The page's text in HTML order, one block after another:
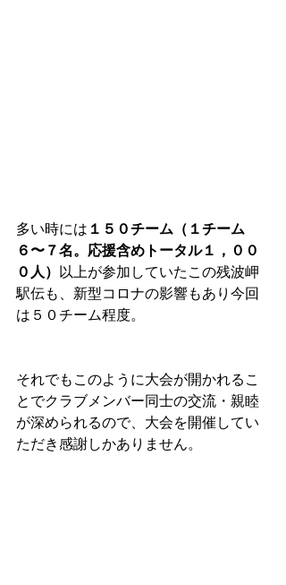
多い時には １５０チーム（１チーム
６〜７名。応援含めトータル１，００
０人） 以上が参加していたこの残波岬
駅伝も、新型コロナの影響もあり今回
は５０チーム程度。
それでもこのように大会が開かれるこ
とでクラブメンバー同士の交流・親睦
が深められるので、大会を開催してい
ただき感謝しかありません。